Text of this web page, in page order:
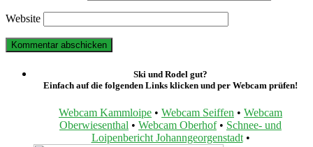
Website
Ski und Rodel gut?
Einfach auf die folgenden Links klicken und per Webcam prüfen!
Webcam Kammloipe • Webcam Seiffen • Webcam
Oberwiesenthal • Webcam Oberhof• Schnee- und
Loipenbericht Johanngeorgenstadt•